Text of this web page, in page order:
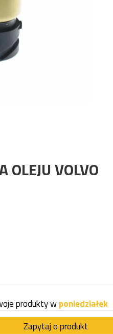
OLEJU VOLVO
produkty wponiedziałek
Zapytaj o produkt